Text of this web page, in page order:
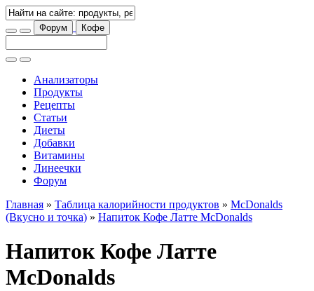
Форум Кофе
Анализаторы
Продукты
Рецепты
Статьи
Диеты
Добавки
Витамины
Линеечки
Форум
Главная » Таблица калорийности продуктов » McDonalds
(Вкусно и точка) » Напиток Кофе Латте McDonalds
Напиток Кофе Латте
McDonalds